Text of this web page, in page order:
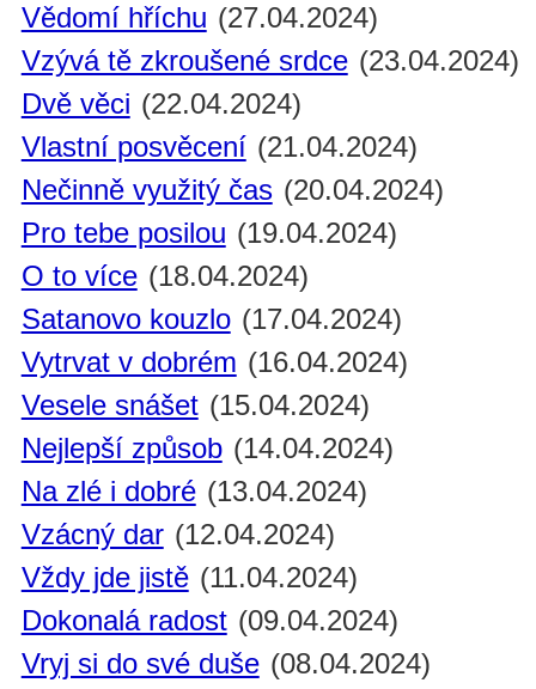
Vědomí hříchu (27.04.2024)
Vzývá tě zkroušené srdce (23.04.2024)
Dvě věci (22.04.2024)
Vlastní posvěcení (21.04.2024)
Nečinně využitý čas (20.04.2024)
Pro tebe posilou (19.04.2024)
O to více (18.04.2024)
Satanovo kouzlo (17.04.2024)
Vytrvat v dobrém (16.04.2024)
Vesele snášet (15.04.2024)
Nejlepší způsob (14.04.2024)
Na zlé i dobré (13.04.2024)
Vzácný dar (12.04.2024)
Vždy jde jistě (11.04.2024)
Dokonalá radost (09.04.2024)
Vryj si do své duše (08.04.2024)